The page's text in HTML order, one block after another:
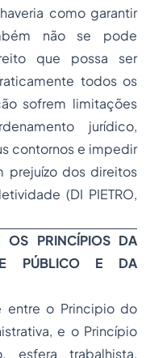
como garantir
não se pode
que possa ser
todos os
sofrem limitações
jurídico,
contornos e impedir
prejuízo dos direitos
(DI PIETRO,
OS PRINCÍPIOS DA
PÚBLICO E DA
entre o Principio do
e o Princípio
esfera trabalhista,